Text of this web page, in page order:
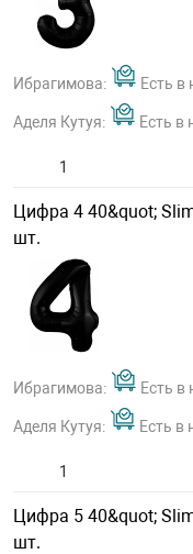
Ибрагимова: Есть в
Аделя Кутуя: Есть в
Цифра 4 40&quot;
шт.
Ибрагимова: Есть в
Аделя Кутуя: Есть в
Цифра 5 40&quot;
шт.